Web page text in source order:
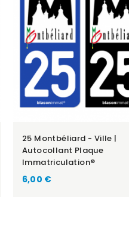
25 Montbéliard - Ville |
Autocollant Plaque
Immatriculation®
6,00 €